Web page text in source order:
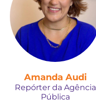
Amanda Audi
Repórter da Agência
Pública